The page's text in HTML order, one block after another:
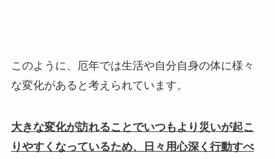
このように、厄年では生活や自分自身の体に様々
な変化があると考えられています。
大きな変化が訪れることでいつもより災いが起こ
りやすくなっているため、日々用心深く行動すべ